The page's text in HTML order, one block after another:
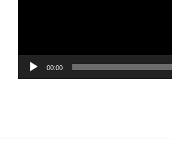
00:00